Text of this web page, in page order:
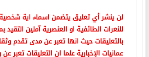
لن ينشر أي تعليق يتضمن اسماء اية شخصية
للنعرات الطائفية او العنصرية آملين
بالتعليقات حيث انها تعبر عن مدى تقدم
عمانيات الإخبارية علما ان التعليقات تعبر